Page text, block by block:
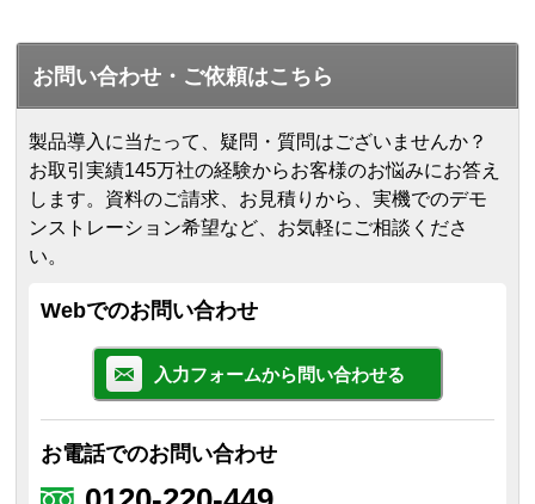
お問い合わせ・ご依頼はこちら
製品導入に当たって、疑問・質問はございませんか？
お取引実績145万社の経験からお客様のお悩みにお答え
します。 資料のご請求、お見積りから、実機でのデモ
ンストレーション希望など、お気軽にご相談くださ
い。
Webでのお問い合わせ
入力フォームから問い合わせる
お電話でのお問い合わせ